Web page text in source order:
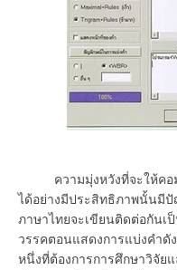
ความมุ่งหวังที่จะให้คอมพิ
ได้อย่างมีประสิทธิภาพนั้นมี
ภาษาไทยจะเขียนติดต่อกันเ
วรรคตอนแสดงการแบ่งคำดั
หนึ่งที่ต้องการการศึกษาวิจัย